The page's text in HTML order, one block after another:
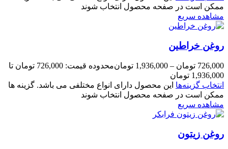
ممکن است در صفحه محصول انتخاب شوند
مشاهده سریع
روغن خراطین
726,000 تومان –
1,936,000 تومان
محدوده قیمت: 726,000 تومان تا
1,936,000 تومان
انتخاب گزینه‌ها این محصول دارای انواع مختلفی می باشد. گزینه ها
ممکن است در صفحه محصول انتخاب شوند
مشاهده سریع
روغن زیتون